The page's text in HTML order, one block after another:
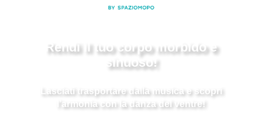
Rendi il tuo corpo morbido e
sinuoso!
Lasciati trasportare dalla musica e scopri
l’armonia con la danza del ventre!